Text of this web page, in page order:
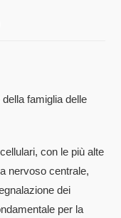
famiglia delle
con le più alte
nervoso centrale,
dei
per la